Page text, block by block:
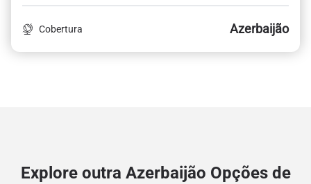
Cobertura Azerbaijão
Explore outra Azerbaijão Opções de